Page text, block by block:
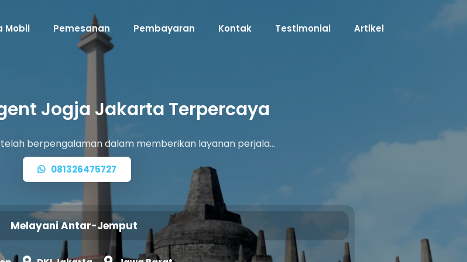
Mobil Pemesanan Pembayaran Kontak Testimonial Artikel
Jogja Jakarta Terpercaya
berpengalaman dalam memberikan layanan perjala…
081326475727
Melayani Antar-Jemput